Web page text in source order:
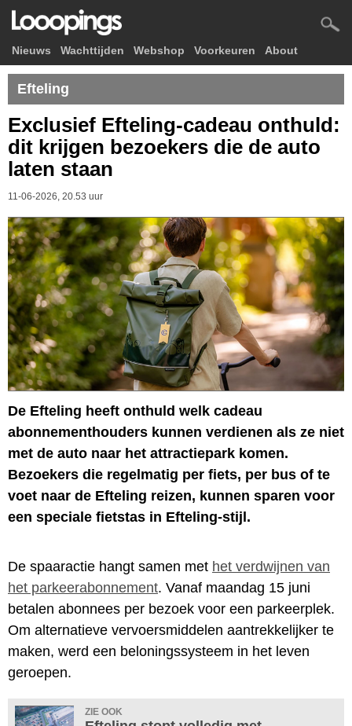
Nieuws Wachttijden Webshop Voorkeuren About
Efteling
Exclusief Efteling-cadeau onthuld:
dit krijgen bezoekers die de auto
laten staan
11-06-2026, 20.53 uur
De Efteling heeft onthuld welk cadeau
abonnementhouders kunnen verdienen als ze niet
met de auto naar het attractiepark komen.
Bezoekers die regelmatig per fiets, per bus of te
voet naar de Efteling reizen, kunnen sparen voor
een speciale fietstas in Efteling-stijl.
De spaaractie hangt samen met het verdwijnen van
het parkeerabonnement. Vanaf maandag 15 juni
betalen abonnees per bezoek voor een parkeerplek.
Om alternatieve vervoersmiddelen aantrekkelijker te
maken, werd een beloningssysteem in het leven
geroepen.
ZIE OOK